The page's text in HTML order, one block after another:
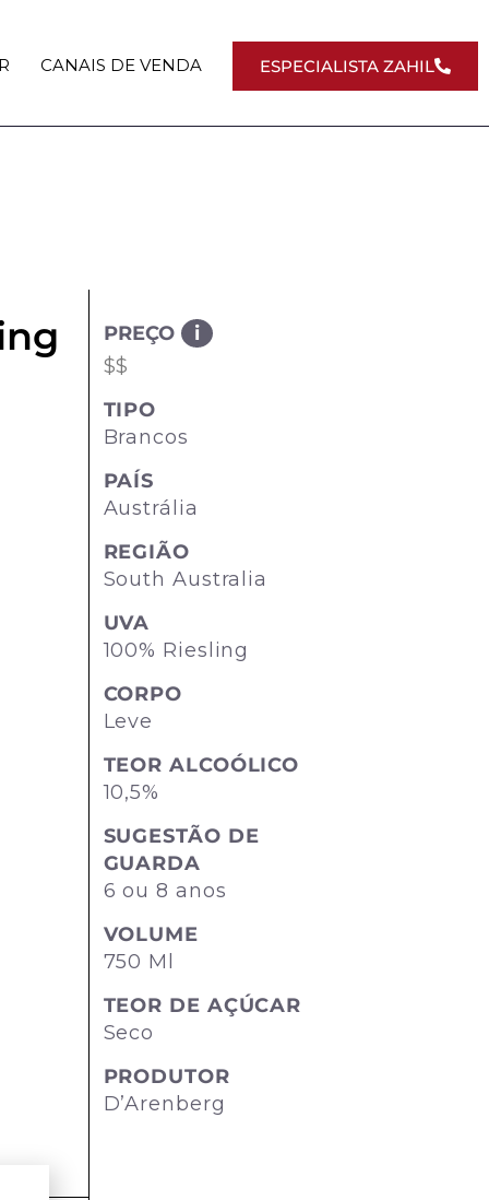
CANAIS DE VENDA ESPECIALISTA ZAHIL
i
PREÇO
$$
TIPO
Brancos
PAÍS
Austrália
REGIÃO
South Australia
UVA
100% Riesling
CORPO
Leve
TEOR ALCOÓLICO
10,5%
SUGESTÃO DE
GUARDA
6 ou 8 anos
VOLUME
750 Ml
TEOR DE AÇÚCAR
Seco
PRODUTOR
D’Arenberg